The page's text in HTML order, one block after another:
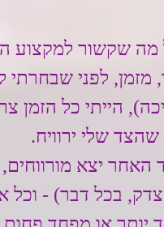
מה שקשור למקצוע
מזמן, לפני שבחרתי
הייתי כל הזמן
שלי ירוויח.
האחר יצא
בכל דבר) - וכל